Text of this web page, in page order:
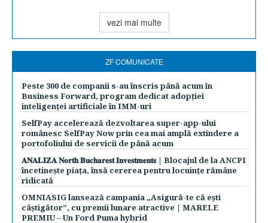
vezi mai multe
ZF COMUNICATE
Peste 300 de companii s-au înscris până acum în
Business Forward, program dedicat adopției
inteligenței artificiale în IMM-uri
SelfPay accelerează dezvoltarea super-app-ului
românesc SelfPay Now prin cea mai amplă extindere a
portofoliului de servicii de până acum
𝐀𝐍𝐀𝐋𝐈𝐙𝐀 𝐍𝐨𝐫𝐭𝐡 𝐁𝐮𝐜𝐡𝐚𝐫𝐞𝐬𝐭 𝐈𝐧𝐯𝐞𝐬𝐭𝐦𝐞𝐧𝐭𝐬 | Blocajul de la ANCPI
încetinește piața, însă cererea pentru locuințe rămâne
ridicată
OMNIASIG lansează campania „Asigură-te că ești
câștigător”, cu premii lunare atractive | MARELE
PREMIU – Un Ford Puma hybrid